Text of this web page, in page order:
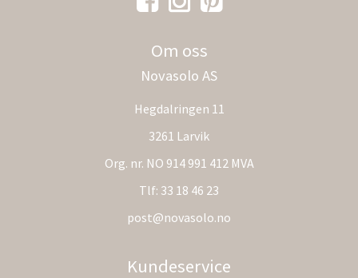
Om oss
Novasolo AS
Hegdalringen 11
3261 Larvik
Org. nr. NO 914 991 412 MVA
Tlf: 33 18 46 23
post@novasolo.no
Kundeservice